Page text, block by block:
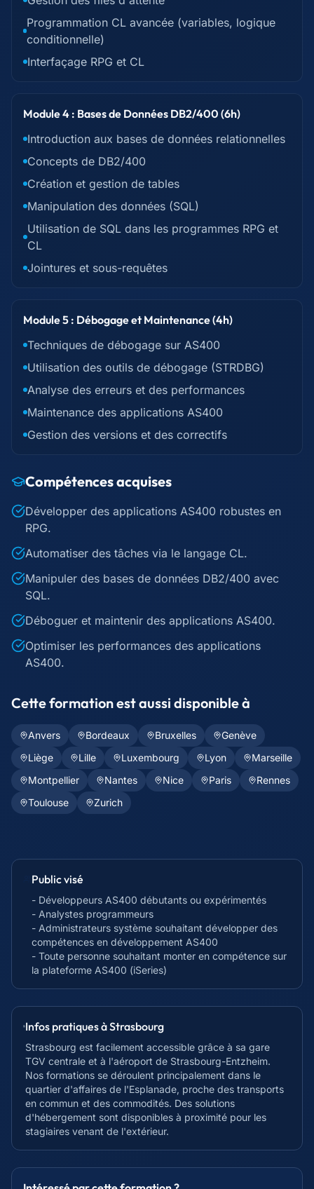
Programmation CL avancée (variables, logique
conditionnelle)
Interfaçage RPG et CL
Module 4 : Bases de Données DB2/400 (6h)
Introduction aux bases de données relationnelles
Concepts de DB2/400
Création et gestion de tables
Manipulation des données (SQL)
Utilisation de SQL dans les programmes RPG et
CL
Jointures et sous-requêtes
Module 5 : Débogage et Maintenance (4h)
Techniques de débogage sur AS400
Utilisation des outils de débogage (STRDBG)
Analyse des erreurs et des performances
Maintenance des applications AS400
Gestion des versions et des correctifs
Compétences acquises
Développer des applications AS400 robustes en
RPG.
Automatiser des tâches via le langage CL.
Manipuler des bases de données DB2/400 avec
SQL.
Déboguer et maintenir des applications AS400.
Optimiser les performances des applications
AS400.
Cette formation est aussi disponible à
Anvers Bordeaux Bruxelles
Genève
Liège
Lille Luxembourg Lyon
Marseille
Montpellier
Nantes Nice Paris
Rennes
Toulouse
Zurich
Public visé
- Développeurs AS400 débutants ou expérimentés
- Analystes programmeurs
- Administrateurs système souhaitant développer des
compétences en développement AS400
- Toute personne souhaitant monter en compétence sur
la plateforme AS400 (iSeries)
Infos pratiques àStrasbourg
Strasbourg est facilement accessible grâce à sa gare
TGV centrale et à l'aéroport de Strasbourg-Entzheim.
Nos formations se déroulent principalement dans le
quartier d'affaires de l'Esplanade, proche des transports
en commun et des commodités. Des solutions
d'hébergement sont disponibles à proximité pour les
stagiaires venant de l'extérieur.